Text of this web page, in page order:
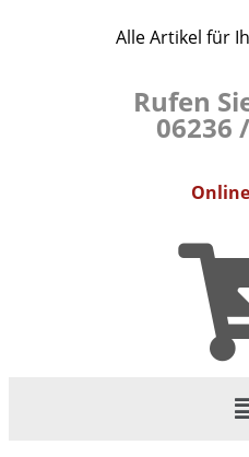
Alle Artikel für
Rufen
06236